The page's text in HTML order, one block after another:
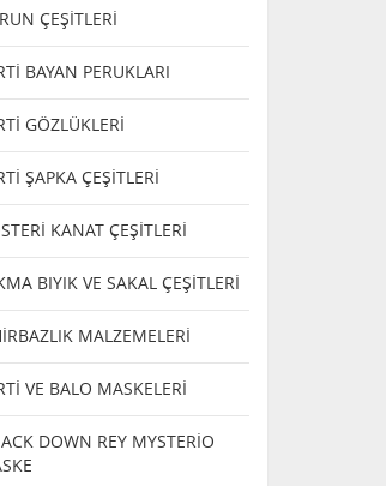
ÇEŞİTLERİ
BAYAN PERUKLARI
GÖZLÜKLERİ
ŞAPKA ÇEŞİTLERİ
KANAT ÇEŞİTLERİ
BIYIK VE SAKAL ÇEŞİTLERİ
MALZEMELERİ
VE BALO MASKELERİ
DOWN REY MYSTERİO